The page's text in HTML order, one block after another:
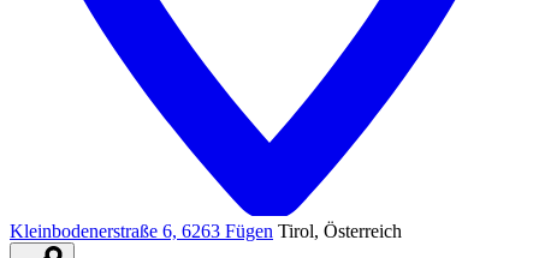
Kleinbodenerstraße 6, 6263 Fügen Tirol, Österreich